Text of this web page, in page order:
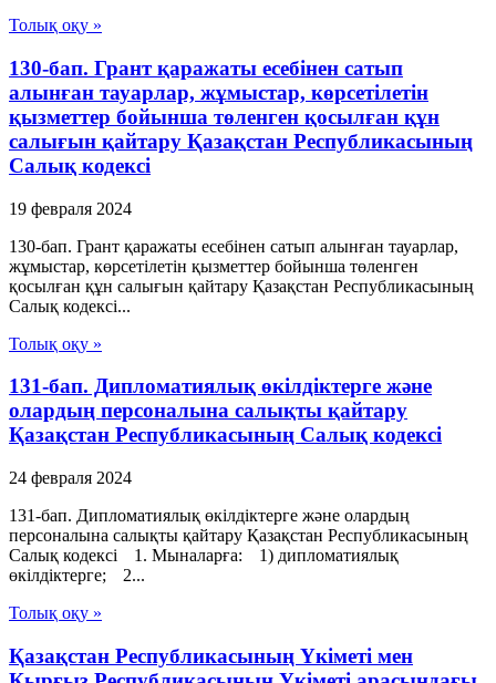
Толық оқу »
130-бап. Грант қаражаты есебінен сатып
алынған тауарлар, жұмыстар, көрсетілетін
қызметтер бойынша төленген қосылған құн
салығын қайтару Қазақстан Республикасының
Салық кодексі
19 февраля 2024
130-бап. Грант қаражаты есебінен сатып алынған тауарлар,
жұмыстар, көрсетілетін қызметтер бойынша төленген
қосылған құн салығын қайтару Қазақстан Республикасының
Салық кодексі...
Толық оқу »
131-бап. Дипломатиялық өкілдіктерге және
олардың персоналына салықты қайтару
Қазақстан Республикасының Салық кодексі
24 февраля 2024
131-бап. Дипломатиялық өкілдіктерге және олардың
персоналына салықты қайтару Қазақстан Республикасының
Салық кодексі 1. Мыналарға: 1) дипломатиялық
өкілдіктерге; 2...
Толық оқу »
Қазақстан Республикасының Үкiметi мен